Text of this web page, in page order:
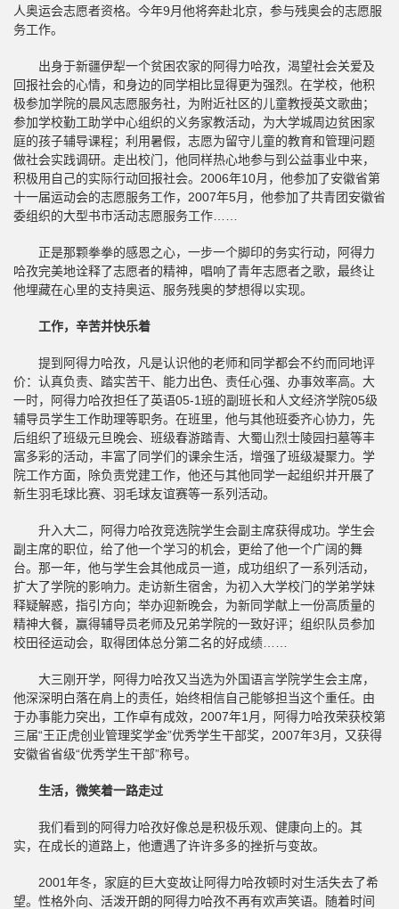
人奥运会志愿者资格。今年9月他将奔赴北京，参与残奥会的志愿服
务工作。
出身于新疆伊犁一个贫困农家的阿得力哈孜，渴望社会关爱及
回报社会的心情，和身边的同学相比显得更为强烈。在学校，他积
极参加学院的晨风志愿服务社，为附近社区的儿童教授英文歌曲；
参加学校勤工助学中心组织的义务家教活动，为大学城周边贫困家
庭的孩子辅导课程；利用暑假，志愿为留守儿童的教育和管理问题
做社会实践调研。走出校门，他同样热心地参与到公益事业中来，
积极用自己的实际行动回报社会。2006年10月，他参加了安徽省第
十一届运动会的志愿服务工作，2007年5月，他参加了共青团安徽省
委组织的大型书市活动志愿服务工作……
正是那颗拳拳的感恩之心，一步一个脚印的务实行动，阿得力
哈孜完美地诠释了志愿者的精神，唱响了青年志愿者之歌，最终让
他埋藏在心里的支持奥运、服务残奥的梦想得以实现。
工作，辛苦并快乐着
提到阿得力哈孜，凡是认识他的老师和同学都会不约而同地评
价：认真负责、踏实苦干、能力出色、责任心强、办事效率高。大
一时，阿得力哈孜担任了英语05-1班的副班长和人文经济学院05级
辅导员学生工作助理等职务。在班里，他与其他班委齐心协力，先
后组织了班级元旦晚会、班级春游踏青、大蜀山烈士陵园扫墓等丰
富多彩的活动，丰富了同学们的课余生活，增强了班级凝聚力。学
院工作方面，除负责党建工作，他还与其他同学一起组织并开展了
新生羽毛球比赛、羽毛球友谊赛等一系列活动。
升入大二，阿得力哈孜竞选院学生会副主席获得成功。学生会
副主席的职位，给了他一个学习的机会，更给了他一个广阔的舞
台。那一年，他与学生会其他成员一道，成功组织了一系列活动，
扩大了学院的影响力。走访新生宿舍，为初入大学校门的学弟学妹
释疑解惑，指引方向；举办迎新晚会，为新同学献上一份高质量的
精神大餐，赢得辅导员老师及兄弟学院的一致好评；组织队员参加
校田径运动会，取得团体总分第二名的好成绩……
大三刚开学，阿得力哈孜又当选为外国语言学院学生会主席，
他深深明白落在肩上的责任，始终相信自己能够担当这个重任。由
于办事能力突出，工作卓有成效，2007年1月，阿得力哈孜荣获校第
三届“王正虎创业管理奖学金”优秀学生干部奖，2007年3月，又获得
安徽省省级“优秀学生干部”称号。
生活，微笑着一路走过
我们看到的阿得力哈孜好像总是积极乐观、健康向上的。其
实，在成长的道路上，他遭遇了许许多多的挫折与变故。
2001年冬，家庭的巨大变故让阿得力哈孜顿时对生活失去了希
望。性格外向、活泼开朗的阿得力哈孜不再有欢声笑语。随着时间